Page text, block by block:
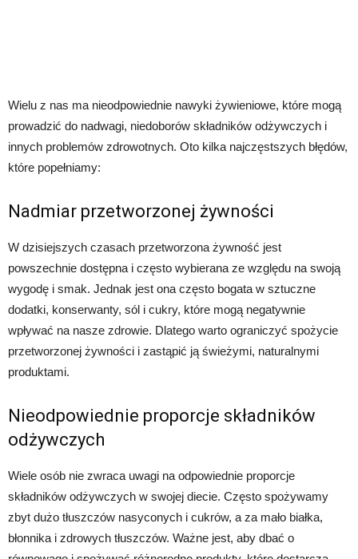
Wielu z nas ma nieodpowiednie nawyki żywieniowe, które mogą
prowadzić do nadwagi, niedoborów składników odżywczych i
innych problemów zdrowotnych. Oto kilka najczęstszych błędów,
które popełniamy:
Nadmiar przetworzonej żywności
W dzisiejszych czasach przetworzona żywność jest
powszechnie dostępna i często wybierana ze względu na swoją
wygodę i smak. Jednak jest ona często bogata w sztuczne
dodatki, konserwanty, sól i cukry, które mogą negatywnie
wpływać na nasze zdrowie. Dlatego warto ograniczyć spożycie
przetworzonej żywności i zastąpić ją świeżymi, naturalnymi
produktami.
Nieodpowiednie proporcje składników
odżywczych
Wiele osób nie zwraca uwagi na odpowiednie proporcje
składników odżywczych w swojej diecie. Często spożywamy
zbyt dużo tłuszczów nasyconych i cukrów, a za mało białka,
błonnika i zdrowych tłuszczów. Ważne jest, aby dbać o